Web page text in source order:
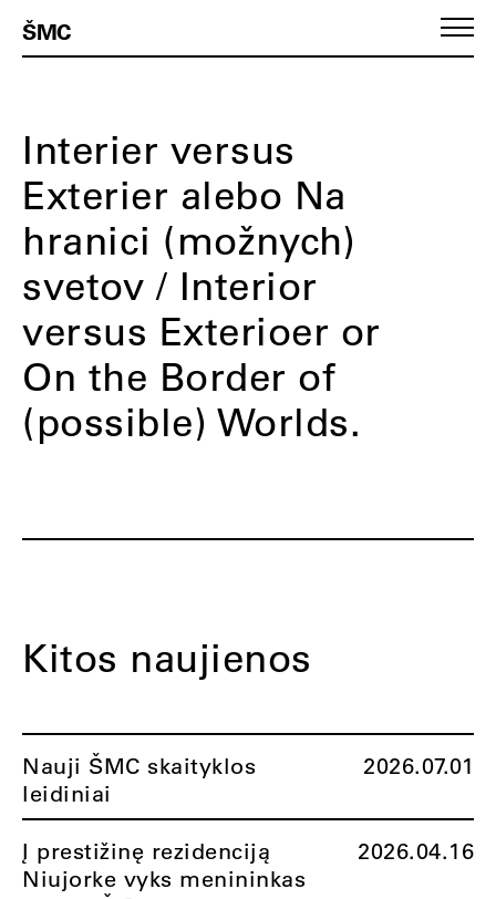
ŠMC
Interier versus
Exterier alebo Na
hranici (možnych)
svetov / Interior
versus Exterioer or
On the Border of
(possible) Worlds.
Kitos naujienos
Nauji ŠMC skaityklos
leidiniai
2026.07.01
Į prestižinę rezidenciją
Niujorke vyks menininkas
2026.04.16